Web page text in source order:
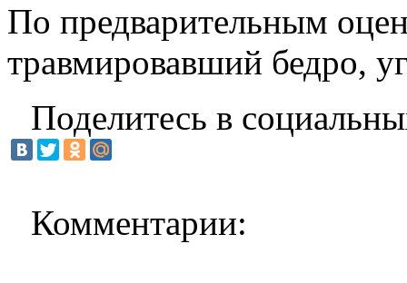
По предварительным
травмировавший бедро,
Поделитесь в
Комментарии: